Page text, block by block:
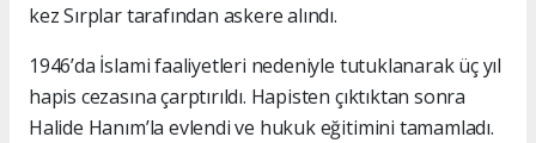
kez Sırplar tarafından askere alındı.
1946’da İslami faaliyetleri nedeniyle tutuklanarak üç yıl
hapis cezasına çarptırıldı. Hapisten çıktıktan sonra
Halide Hanım’la evlendi ve hukuk eğitimini tamamladı.